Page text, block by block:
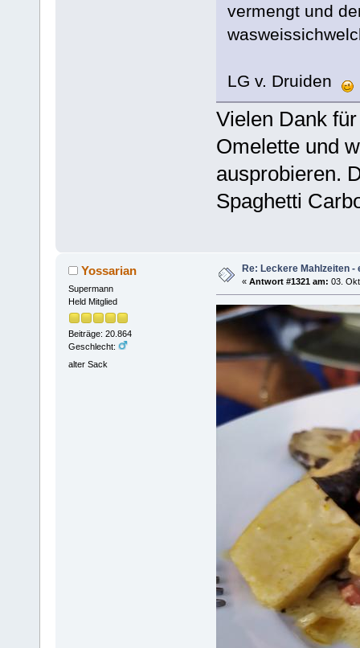
vermengt und
LG v. Druiden
Vielen Dank
Omelette und
ausprobieren.
Spaghetti
Yossarian
Supermann
Held Mitglied
Beiträge: 20.864
Geschlecht:
alter Sack
Re: Leckere Mahlzeiten -
« Antwort #1321 am: 03.